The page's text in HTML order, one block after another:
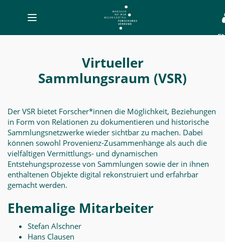
Toggle
navigation
Sammlungsraum
(VSR)
MWW-
Forschung
Virtueller
Sammlungsraum (VSR)
Der VSR bietet Forscher*innen die Möglichkeit, Beziehungen
in Form von Relationen zu dokumentieren und historische
Sammlungsnetzwerke wieder sichtbar zu machen. Dabei
können sowohl Provenienz-Zusammenhänge als auch die
vielfältigen Vermittlungs- und dynamischen
Entstehungsprozesse von Sammlungen sowie der in ihnen
enthaltenen Objekte digital rekonstruiert und erfahrbar
gemacht werden.
Ehemalige Mitarbeiter
Stefan Alschner
Hans Clausen